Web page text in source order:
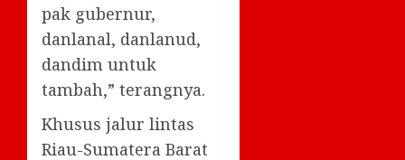
pak gubernur,
danlanal, danlanud,
dandim untuk
tambah,” terangnya.
Khusus jalur lintas
Riau-Sumatera Barat